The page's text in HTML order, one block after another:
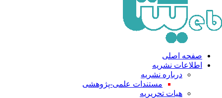
صفحه اصلی
اطلاعات نشریه
درباره نشریه
مستندات علمی-پژوهشی
هیات تحریریه